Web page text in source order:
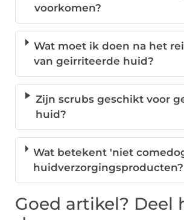
voorkomen?
Wat moet ik doen na het
van geirriteerde huid?
Zijn scrubs geschikt voor
huid?
Wat betekent 'niet
huidverzorgingsproducten?
Goed artikel? Deel